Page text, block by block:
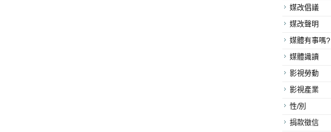
媒改倡議
媒改聲明
媒體有事嗎?
媒體識讀
影視勞動
影視產業
性/別
捐款徵信